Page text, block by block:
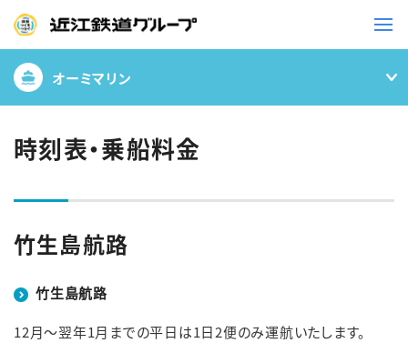
鉄道
バス
事業一覧
観光・イベント情報
ニュースリリース
採用情報
お問い合わせ一覧
オーミマリン
時刻表・乗船料金
竹生島航路
竹生島航路
12月～翌年1月までの平日は1日2便のみ運航いたします。